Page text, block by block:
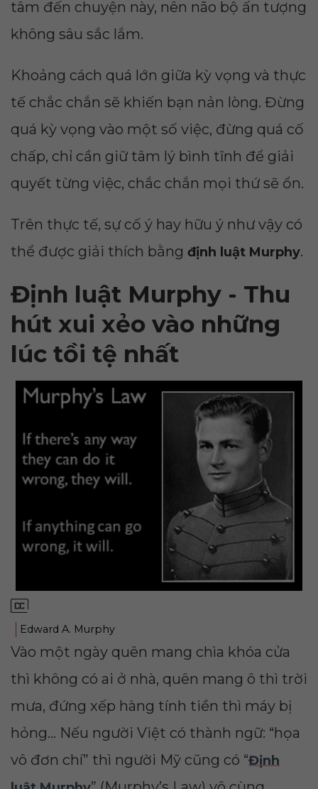
tâm đến chuyện này, nên não bộ ấn tượng
không sâu sắc lắm.
Khoảng cách quá lớn giữa kỳ vọng và thực
tế chắc chắn sẽ khiến bạn nản lòng. Đừng
quá kỳ vọng vào một số việc, đừng quá cố
chấp, chỉ cần giữ tâm lý bình tĩnh để giải
quyết từng việc, chắc chắn mọi thứ sẽ ổn.
Trên thực tế, sự cố ý hay hữu ý như vậy có
thể được giải thích bằng định luật Murphy.
Định luật Murphy - Thu
hút xui xẻo vào những
lúc tồi tệ nhất
Edward A. Murphy
Vào một ngày quên mang chìa khóa cửa
thì không có ai ở nhà, quên mang ô thì trời
mưa, đứng xếp hàng tính tiền thì máy bị
hỏng… Nếu người Việt có thành ngữ: “họa
vô đơn chí” thì người Mỹ cũng có “Định